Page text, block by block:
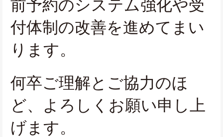
前予約のシステム強化や受
付体制の改善を進めてまい
ります。
何卒ご理解とご協力のほ
ど、よろしくお願い申し上
げます。